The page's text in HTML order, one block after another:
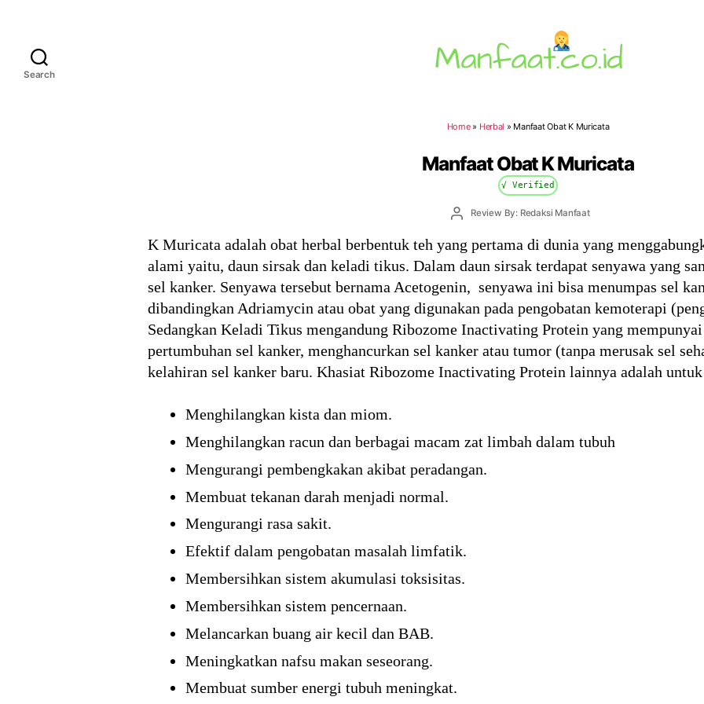
Search
Home» Herbal » Manfaat Obat K Muricata
Manfaat Obat K Muricata
√ Verified
PostReview By: Redaksi Manfaat
K Muricata adalah obat herbal berbentuk teh yang pertama di dunia yang
alami yaitu, daun sirsak dan keladi tikus. Dalam daun sirsak terdapat senyawa yang
sel kanker. Senyawa tersebut bernama Acetogenin, senyawa ini bisa menumpas sel
dibandingkan Adriamycin atau obat yang digunakan pada pengobatan kemoterapi
Sedangkan Keladi Tikus mengandung Ribozome Inactivating Protein yang
pertumbuhan sel kanker, menghancurkan sel kanker atau tumor (tanpa merusak sel
kelahiran sel kanker baru. Khasiat Ribozome Inactivating Protein lainnya adalah
Menghilangkan kista dan miom.
Menghilangkan racun dan berbagai macam zat limbah dalam tubuh
Mengurangi pembengkakan akibat peradangan.
Membuat tekanan darah menjadi normal.
Mengurangi rasa sakit.
Efektif dalam pengobatan masalah limfatik.
Membersihkan sistem akumulasi toksisitas.
Membersihkan sistem pencernaan.
Melancarkan buang air kecil dan BAB.
Meningkatkan nafsu makan seseorang.
Membuat sumber energi tubuh meningkat.